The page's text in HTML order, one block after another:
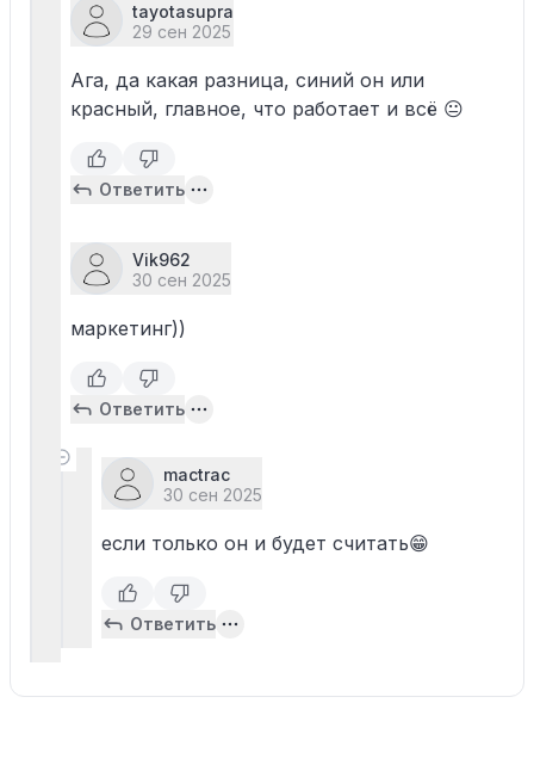
tayotasupra
29 сен 2025
Ага, да какая разница, синий он или
красный, главное, что работает и всё 😐
Ответить
Vik962
30 сен 2025
маркетинг))
Ответить
mactrac
30 сен 2025
если только он и будет считать😁
Ответить